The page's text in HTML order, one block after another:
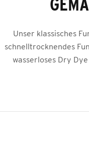
Unser klassisches
schnelltrocknendes
wasserloses Dry